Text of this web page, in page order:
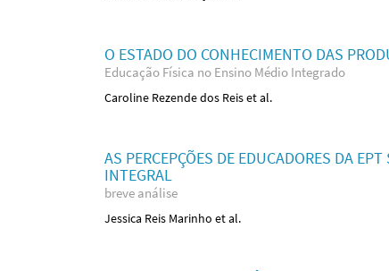
O ESTADO DO CONHECIMENTO DAS
Educação Física no Ensino Médio Integrado
Caroline Rezende dos Reis et al.
AS PERCEPÇÕES DE EDUCADORES DA
INTEGRAL
breve análise
Jessica Reis Marinho et al.